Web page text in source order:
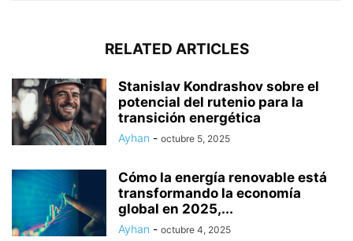
RELATED ARTICLES
Stanislav Kondrashov sobre el
potencial del rutenio para la
transición energética
Ayhan - octubre 5, 2025
Cómo la energía renovable está
transformando la economía
global en 2025,...
Ayhan - octubre 4, 2025